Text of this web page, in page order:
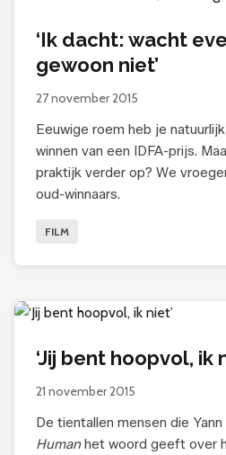
‘Ik dacht: wacht
gewoon niet’
27 november 2015
Eeuwige roem heb je
winnen van een IDFA-prijs.
praktijk verder op? We
oud-winnaars.
FILM
‘Jij bent hoopvol, ik
21 november 2015
De tientallen mensen die
Humanhet woord geeft over